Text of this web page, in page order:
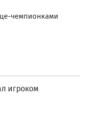
чемпионками
игроком